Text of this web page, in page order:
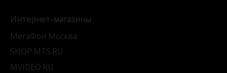
Интернет-магазины
МегаФон Москва
SHOP.MTS.RU
MVIDEO.RU